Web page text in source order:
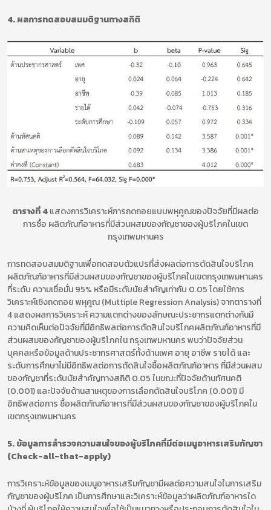
4. ผลการทดสอบสมมติฐานทางสถิติ
ตารางที่ 4แสดงการวิเคราะห์การถดถอยแบบพหุคูณของปัจจัยที่มีผลต่อ
การซื้อ ผลิตภัณฑ์อาหารที่มีส่วนผสมของกัญชาของผู้บริโภคในเขต
กรุงเทพมหานคร
การทดสอบสมมติฐานเพื่อทดสอบตัวแปรที่ส่งผลต่อการตัดสินใจบริโภค
ผลิตภัณฑ์อาหารที่มีส่วนผสมของกัญชาของผู้บริโภคในเขตกรุงเทพมหานคร
ที่ระดับ ความเชื่อมั่น 95% หรือมีระดับนัยสำคัญเท่ากับ 0.05 โดยใช้การ
วิเคราะห์เชิงถดถอย พหุคูณ (Muttiple Regression Analysis) จากตารางที่
4 แสดงผลการวิเคราะห์ ความแตกต่างของลักษณะประชากรแตกต่างกันมี
ความคิดเห็นต่อปัจจัยที่มีอิทธิพลต่อการตัดสินใจบริโภคผลิตภัณฑ์อาหารที่มี
ส่วนผสมของกัญชาของผู้บริโภคใน กรุงเทพมหานคร พบว่าปัจจัยส่วน
บุคคลหรือข้อมูลด้านประชากรศาสตร์ทั้งด้านเพศ อายุ อาชีพ รายได้ และ
ระดับการศึกษาไม่มีอิทธิพลต่อการตัดสินใจซื้อผลิตภัณฑ์อาหาร ที่มีส่วนผสม
ของกัญชาที่ระดับนัยสำคัญทางสถิติ 0.05 ในขณะที่ปัจจัยด้านทัศนคติ
(0.001) และปัจจัยด้านสาเหตุของการเลือกตัดสินใจบริโภค (0.001) มี
อิทธิพลต่อการ ชื้อผลิตภัณฑ์อาหารที่มีส่วนผสมของกัญชาของผู้บริโภคใน
เขตกรุงเทพมหานคร
5. ข้อมูลการสำรวจความสนใจของผู้บริโภคที่มีต่อเมนูอาหารเสริมกัญชา
(Check-all-that-apply)
การวิเคราะห์ข้อมูลของเมนูอาหารเสริมกัญชามีผลต่อความสนใจในการเสริม
กัญชาของผู้บริโภค เป็นการศึกษาและวิเคราะห์ข้อมูลว่าผลิตภัณฑ์อาหารใด